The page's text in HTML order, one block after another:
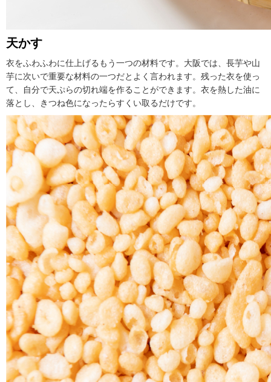
天かす
衣をふわふわに仕上げるもう一つの材料です。大阪では、長芋や山
芋に次いで重要な材料の一つだとよく言われます。残った衣を使っ
て、自分で天ぷらの切れ端を作ることができます。衣を熱した油に
落とし、きつね色になったらすくい取るだけです。